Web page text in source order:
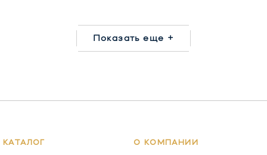
Показать еще +
КАТАЛОГ О КОМПАНИИ